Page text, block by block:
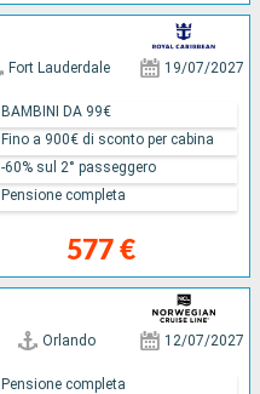
Fort Lauderdale 19/07/2027
577 €
BAMBINI DA 99€
Fino a 900€ di sconto per cabina
-60% sul 2° passeggero
Pensione completa
Orlando 12/07/2027
Pensione completa